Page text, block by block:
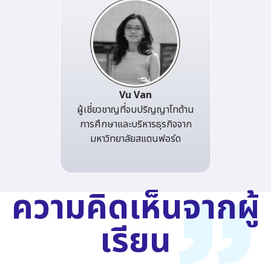
Vu Van
ผู้เชี่ยวชาญที่จบปริญญาโทด้าน
การศึกษาและบริหารธุรกิจจาก
มหาวิทยาลัยสแตนฟอร์ด
ความคิดเห็นจากผู้
เรียน